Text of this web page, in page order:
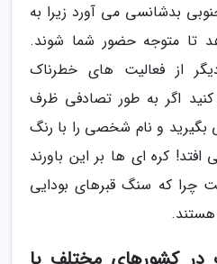
بدشانسی می آورد زیرا به
تا متوجه حضور شما شوند.
از فعالیت های خطرناک
اگر به طور تصادفی ظرف
بگیرید و نام شخصی را با رنگ
افتد! کره ای ها بر این باورند
چرا که سنگ قبرهای بودایی
هستند.